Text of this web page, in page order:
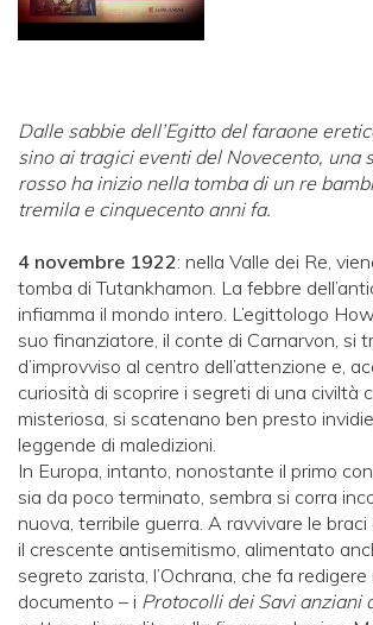
Dalle sabbie dell’Egitto del faraone
sino ai tragici eventi del Novecento, una
rosso ha inizio nella tomba di un re
tremila e cinquecento anni fa.
4 novembre 1922: nella Valle dei Re,
tomba di Tutankhamon. La febbre
infiamma il mondo intero. L’egittologo
suo finanziatore, il conte di Carnarvon, si
d’improvviso al centro dell’attenzione e,
curiosità di scoprire i segreti di una civiltà
misteriosa, si scatenano ben presto
leggende di maledizioni.
In Europa, intanto, nonostante il primo
sia da poco terminato, sembra si corra
nuova, terribile guerra. A ravvivare le braci
il crescente antisemitismo, alimentato
segreto zarista, l’Ochrana, che fa redigere
documento – i Protocolli dei Savi anziani